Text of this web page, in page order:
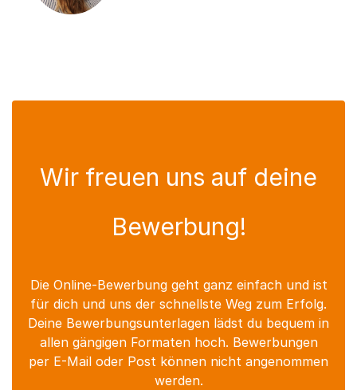
Wir freuen uns auf deine
Bewerbung!
Die Online-Bewerbung geht ganz einfach und ist
für dich und uns der schnellste Weg zum Erfolg.
Deine Bewerbungsunterlagen lädst du bequem in
allen gängigen Formaten hoch. Bewerbungen
per E-Mail oder Post können nicht angenommen
werden.